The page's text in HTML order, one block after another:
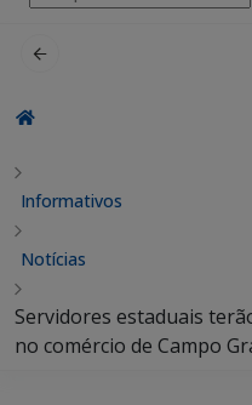
por:
Informativos
Notícias
Servidores estaduais
no comércio de Campo